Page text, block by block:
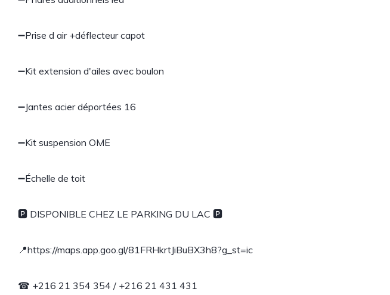
➖Prise d air +déflecteur capot
➖Kit extension d'ailes avec boulon
➖Jantes acier déportées 16
➖Kit suspension OME
➖Échelle de toit
🅿 DISPONIBLE CHEZ LE PARKING DU LAC 🅿
📍https://maps.app.goo.gl/81FRHkrtJiBuBX3h8?g_st=ic
☎ +216 21 354 354 / +216 21 431 431